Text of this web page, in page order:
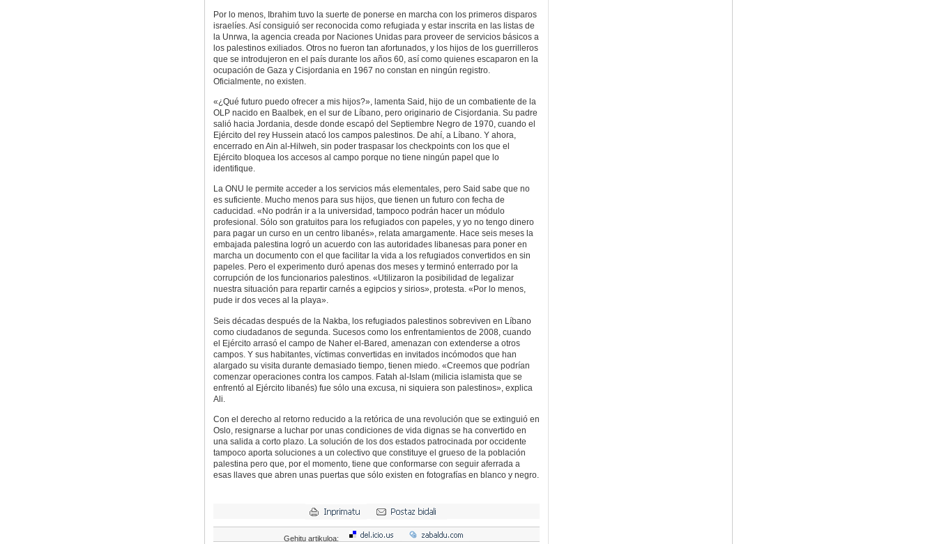
Por lo menos, Ibrahim tuvo la suerte de ponerse en marcha con los primeros disparos
israelíes. Así consiguió ser reconocida como refugiada y estar inscrita en las listas de
la Unrwa, la agencia creada por Naciones Unidas para proveer de servicios básicos a
los palestinos exiliados. Otros no fueron tan afortunados, y los hijos de los guerrilleros
que se introdujeron en el país durante los años 60, así como quienes escaparon en la
ocupación de Gaza y Cisjordania en 1967 no constan en ningún registro.
Oficialmente, no existen.
«¿Qué futuro puedo ofrecer a mis hijos?», lamenta Said, hijo de un combatiente de la
OLP nacido en Baalbek, en el sur de Líbano, pero originario de Cisjordania. Su padre
salió hacia Jordania, desde donde escapó del Septiembre Negro de 1970, cuando el
Ejército del rey Hussein atacó los campos palestinos. De ahí, a Líbano. Y ahora,
encerrado en Ain al-Hilweh, sin poder traspasar los checkpoints con los que el
Ejército bloquea los accesos al campo porque no tiene ningún papel que lo
identifique.
La ONU le permite acceder a los servicios más elementales, pero Said sabe que no
es suficiente. Mucho menos para sus hijos, que tienen un futuro con fecha de
caducidad. «No podrán ir a la universidad, tampoco podrán hacer un módulo
profesional. Sólo son gratuitos para los refugiados con papeles, y yo no tengo dinero
para pagar un curso en un centro libanés», relata amargamente. Hace seis meses la
embajada palestina logró un acuerdo con las autoridades libanesas para poner en
marcha un documento con el que facilitar la vida a los refugiados convertidos en sin
papeles. Pero el experimento duró apenas dos meses y terminó enterrado por la
corrupción de los funcionarios palestinos. «Utilizaron la posibilidad de legalizar
nuestra situación para repartir carnés a egipcios y sirios», protesta. «Por lo menos,
pude ir dos veces al la playa».
Seis décadas después de la Nakba, los refugiados palestinos sobreviven en Líbano
como ciudadanos de segunda. Sucesos como los enfrentamientos de 2008, cuando
el Ejército arrasó el campo de Naher el-Bared, amenazan con extenderse a otros
campos. Y sus habitantes, víctimas convertidas en invitados incómodos que han
alargado su visita durante demasiado tiempo, tienen miedo. «Creemos que podrían
comenzar operaciones contra los campos. Fatah al-Islam (milicia islamista que se
enfrentó al Ejército libanés) fue sólo una excusa, ni siquiera son palestinos», explica
Ali.
Con el derecho al retorno reducido a la retórica de una revolución que se extinguió en
Oslo, resignarse a luchar por unas condiciones de vida dignas se ha convertido en
una salida a corto plazo. La solución de los dos estados patrocinada por occidente
tampoco aporta soluciones a un colectivo que constituye el grueso de la población
palestina pero que, por el momento, tiene que conformarse con seguir aferrada a
esas llaves que abren unas puertas que sólo existen en fotografías en blanco y negro.
Gehitu artikuloa: